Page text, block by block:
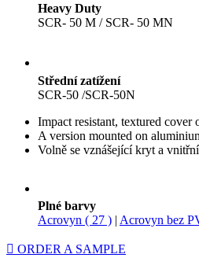
Heavy Duty
SCR- 50 M / SCR- 50 MN
Střední zatížení
SCR-50 /SCR-50N
Impact resistant, textured
A version mounted on
Volně se vznášející kryt a
Plné barvy
Acrovyn ( 27 ) | Acrovyn bez
ORDER A SAMPLE